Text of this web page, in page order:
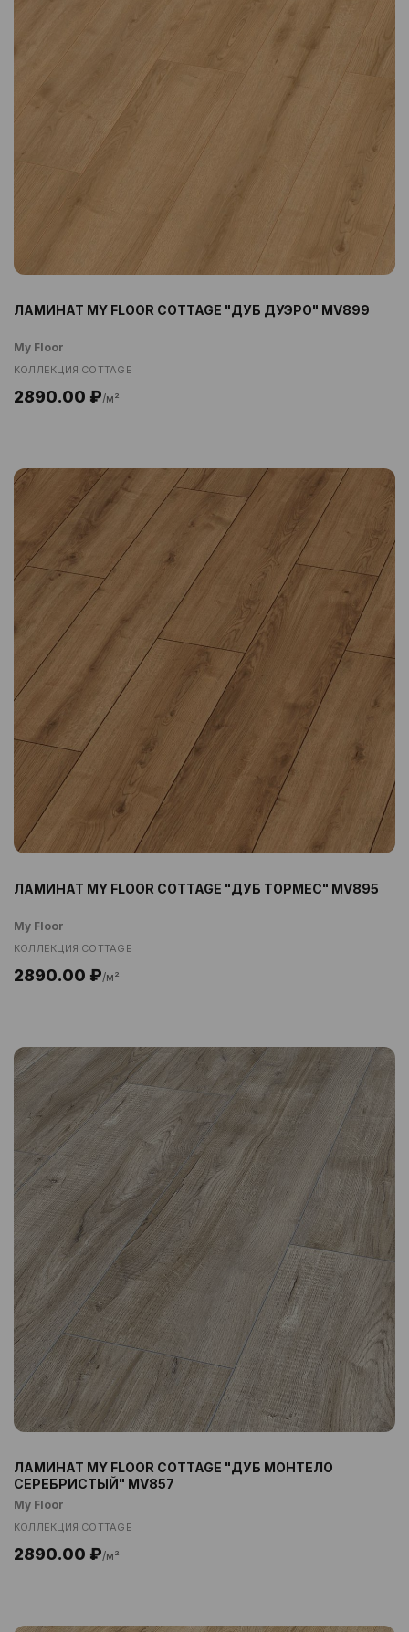
ЛАМИНАТ MY FLOOR COTTAGE "ДУБ ДУЭРО" MV899
My Floor
КОЛЛЕКЦИЯ COTTAGE
2890.00 ₽/м²
ЛАМИНАТ MY FLOOR COTTAGE "ДУБ ТОРМЕС" MV895
My Floor
КОЛЛЕКЦИЯ COTTAGE
2890.00 ₽/м²
ЛАМИНАТ MY FLOOR COTTAGE "ДУБ МОНТЕЛО
СЕРЕБРИСТЫЙ" MV857
My Floor
КОЛЛЕКЦИЯ COTTAGE
2890.00 ₽/м²